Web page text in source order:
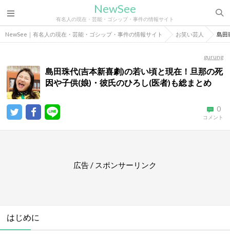
NewSee
有名人の現在・芸能・ゴシップ・事件の情報サイト
NewSee｜有名人の現在・芸能・ゴシップ・事件の情報サイト お笑い芸人 島田
gurung
島田珠代(吉本新喜劇)の若い頃と現在！旦那の死
因や子供(娘)・彼氏のひろし(医者)も総まとめ
0
コメント
広告 / スポンサーリンク
はじめに